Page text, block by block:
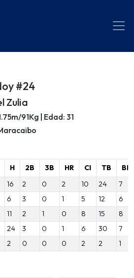
#24
Zulia
91Kg | Edad: 31
H 2B 3B HR CI TB
BB
16 2 0 2 10 24
7
6 3 0 1 5 12
6
11 2 1 0 8 15
8
24 3 0 1 6 30
7
2 0 0 0 2 2 1